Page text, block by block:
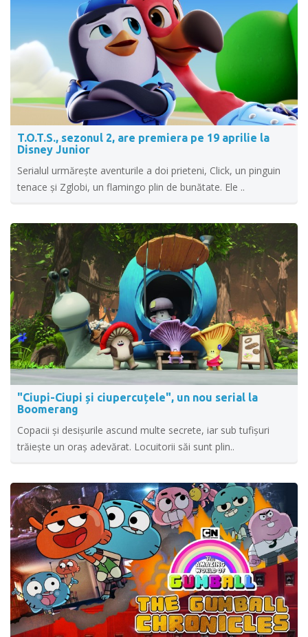
T.O.T.S., sezonul 2, are premiera pe 19 aprilie la
Disney Junior
Serialul urmărește aventurile a doi prieteni, Click, un pinguin
tenace și Zglobi, un flamingo plin de bunătate. Ele ..
"Ciupi-Ciupi și ciupercuțele", un nou serial la
Boomerang
Copacii și desișurile ascund multe secrete, iar sub tufișuri
trăiește un oraș adevărat. Locuitorii săi sunt plin..